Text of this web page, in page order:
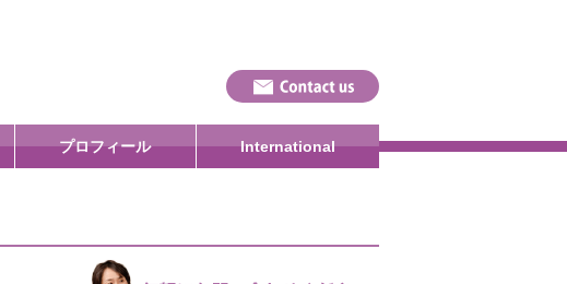
プロフィール International